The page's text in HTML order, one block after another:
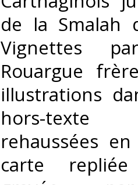
de la Smalah
Vignettes
Rouargue
illustrations
hors-
rehaussées
carte